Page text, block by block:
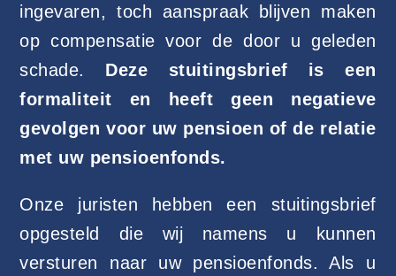
ingevaren, toch aanspraak blijven maken
op compensatie voor de door u geleden
schade. Deze stuitingsbrief is een
formaliteit en heeft geen negatieve
gevolgen voor uw pensioen of de relatie
met uw pensioenfonds.
Onze juristen hebben een stuitingsbrief
opgesteld die wij namens u kunnen
versturen naar uw pensioenfonds. Als u